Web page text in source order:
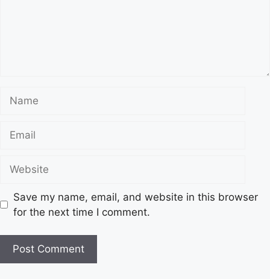
Save my name, email, and website in this browser
for the next time I comment.